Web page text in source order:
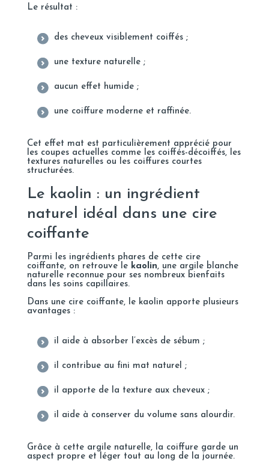
Le résultat :
des cheveux visiblement coiffés ;
une texture naturelle ;
aucun effet humide ;
une coiffure moderne et raffinée.
Cet effet mat est particulièrement apprécié pour
les coupes actuelles comme les coiffés-décoiffés, les
textures naturelles ou les coiffures courtes
structurées.
Le kaolin : un ingrédient
naturel idéal dans une cire
coiffante
Parmi les ingrédients phares de cette cire
coiffante, on retrouve le kaolin, une argile blanche
naturelle reconnue pour ses nombreux bienfaits
dans les soins capillaires.
Dans une cire coiffante, le kaolin apporte plusieurs
avantages :
il aide à absorber l’excès de sébum ;
il contribue au fini mat naturel ;
il apporte de la texture aux cheveux ;
il aide à conserver du volume sans alourdir.
Grâce à cette argile naturelle, la coiffure garde un
aspect propre et léger tout au long de la journée.